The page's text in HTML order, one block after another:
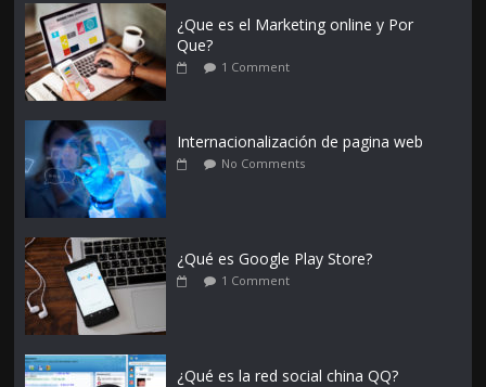
¿Que es el Marketing online y Por
Que?
1 Comment
Internacionalización de pagina web
No Comments
¿Qué es Google Play Store?
1 Comment
¿Qué es la red social china QQ?